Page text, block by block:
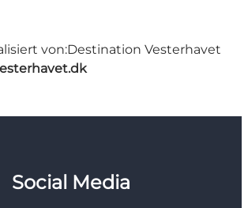
von:Destination Vesterhavet
Social Media